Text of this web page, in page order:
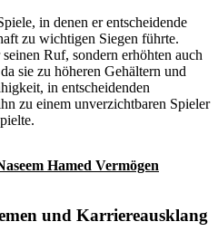
in denen er entscheidende
zu wichtigen Siegen führte.
Ruf, sondern erhöhten auch
sie zu höheren Gehältern und
in entscheidenden
zu einem unverzichtbaren Spieler
Hamed Vermögen
und Karriereausklang